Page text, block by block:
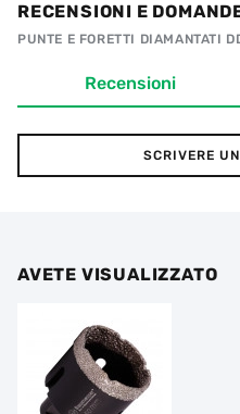
RECENSIONI E
PUNTE E FORETTI DIAMANTATI
Recensioni
SCRIVERE
AVETE VISUALIZZATO